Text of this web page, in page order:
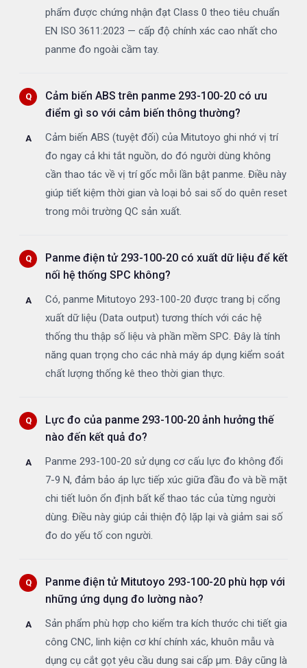
phẩm được chứng nhận đạt Class 0 theo tiêu chuẩn
EN ISO 3611:2023 — cấp độ chính xác cao nhất cho
panme đo ngoài cầm tay.
Cảm biến ABS trên panme 293-100-20 có ưu
điểm gì so với cảm biến thông thường?
Cảm biến ABS (tuyệt đối) của Mitutoyo ghi nhớ vị trí
đo ngay cả khi tắt nguồn, do đó người dùng không
cần thao tác về vị trí gốc mỗi lần bật panme. Điều này
giúp tiết kiệm thời gian và loại bỏ sai số do quên reset
trong môi trường QC sản xuất.
Panme điện tử 293-100-20 có xuất dữ liệu để kết
nối hệ thống SPC không?
Có, panme Mitutoyo 293-100-20 được trang bị cổng
xuất dữ liệu (Data output) tương thích với các hệ
thống thu thập số liệu và phần mềm SPC. Đây là tính
năng quan trọng cho các nhà máy áp dụng kiểm soát
chất lượng thống kê theo thời gian thực.
Lực đo của panme 293-100-20 ảnh hưởng thế
nào đến kết quả đo?
Panme 293-100-20 sử dụng cơ cấu lực đo không đổi
7-9 N, đảm bảo áp lực tiếp xúc giữa đầu đo và bề mặt
chi tiết luôn ổn định bất kể thao tác của từng người
dùng. Điều này giúp cải thiện độ lặp lại và giảm sai số
đo do yếu tố con người.
Panme điện tử Mitutoyo 293-100-20 phù hợp với
những ứng dụng đo lường nào?
Sản phẩm phù hợp cho kiểm tra kích thước chi tiết gia
công CNC, linh kiện cơ khí chính xác, khuôn mẫu và
dụng cụ cắt gọt yêu cầu dung sai cấp µm. Đây cũng là